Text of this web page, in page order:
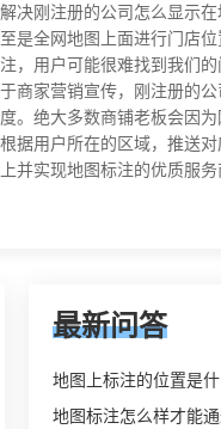
决刚注册的公司怎么显示
是全网地图上面进行门店
，用户可能很难找到我们
商家营销宣传，刚注册的
。绝大多数商铺老板会因
据用户所在的区域，推送
并实现地图标注的优质服
最新问答
地图上标注的位置是
地图标注怎么样才能